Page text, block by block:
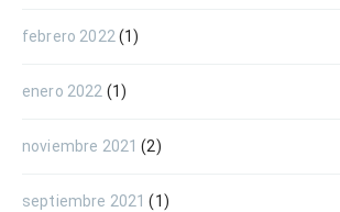
febrero 2022(1)
enero 2022 (1)
noviembre 2021 (2)
septiembre 2021 (1)